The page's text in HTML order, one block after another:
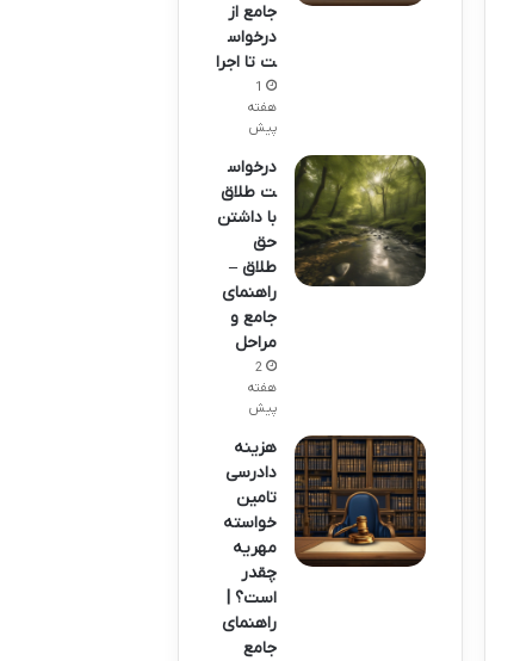
جامع از
درخواس
ت تا اجرا
1
هفته
پیش
درخواس
ت طلاق
با داشتن
حق
طلاق –
راهنمای
جامع و
مراحل
2
هفته
پیش
هزینه
دادرسی
تامین
خواسته
مهریه
چقدر
است؟ |
راهنمای
جامع